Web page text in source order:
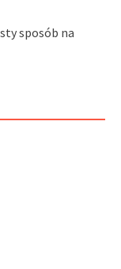
sposób na